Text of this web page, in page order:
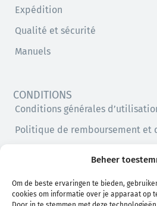
Beheer
Om de beste ervaringen te bieden,
cookies om informatie over je apparaat op
Expédition
Qualité et sécurité
Manuels
CONDITIONS
Conditions générales
Politique de remboursement et